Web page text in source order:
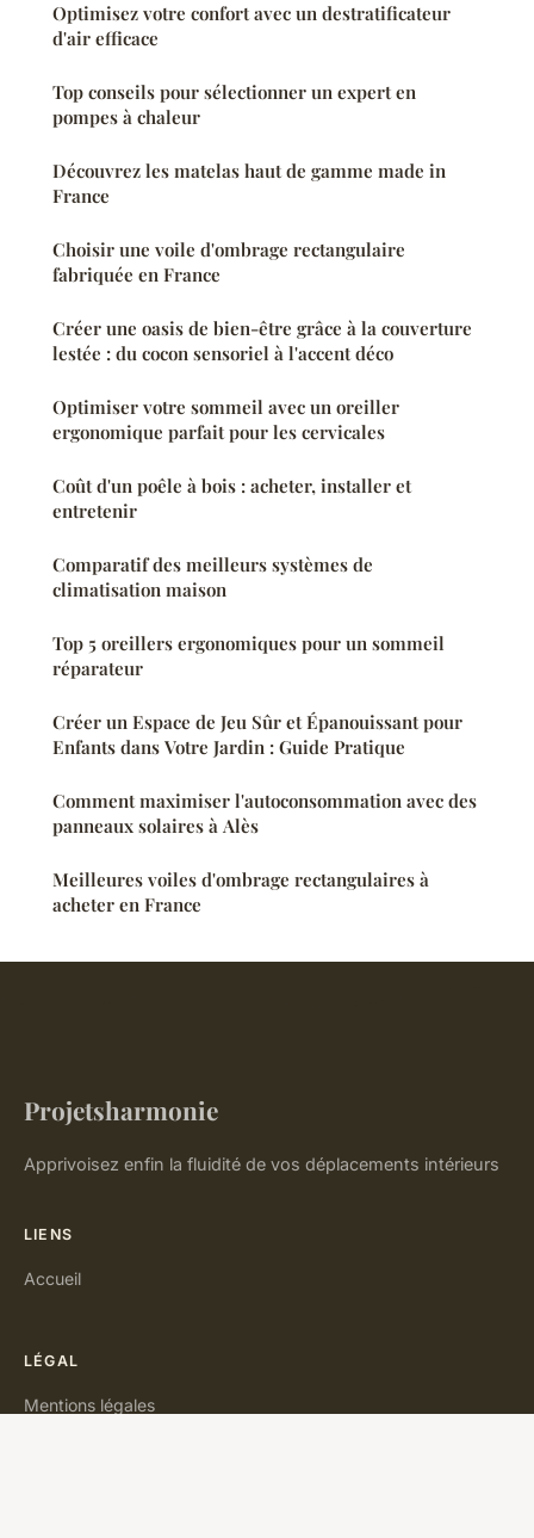
Optimisez votre confort avec un destratificateur
d'air efficace
Top conseils pour sélectionner un expert en
pompes à chaleur
Découvrez les matelas haut de gamme made in
France
Choisir une voile d'ombrage rectangulaire
fabriquée en France
Créer une oasis de bien-être grâce à la couverture
lestée : du cocon sensoriel à l'accent déco
Optimiser votre sommeil avec un oreiller
ergonomique parfait pour les cervicales
Coût d'un poêle à bois : acheter, installer et
entretenir
Comparatif des meilleurs systèmes de
climatisation maison
Top 5 oreillers ergonomiques pour un sommeil
réparateur
Créer un Espace de Jeu Sûr et Épanouissant pour
Enfants dans Votre Jardin : Guide Pratique
Comment maximiser l'autoconsommation avec des
panneaux solaires à Alès
Meilleures voiles d'ombrage rectangulaires à
acheter en France
Projetsharmonie
Apprivoisez enfin la fluidité de vos déplacements intérieurs
LIENS
Accueil
LÉGAL
Mentions légales